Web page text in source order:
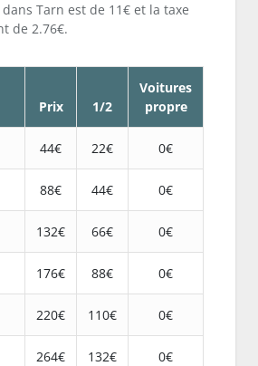
Tarn est de 11€ et la taxe
de 2.76€.
Prix 1/2
Voitures
propre
44€ 22€ 0€
88€ 44€ 0€
132€ 66€ 0€
176€ 88€ 0€
220€ 110€ 0€
264€ 132€ 0€